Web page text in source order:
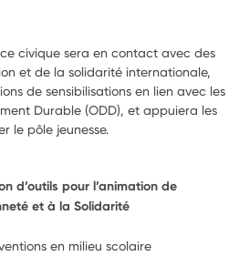
civique sera en contact avec des
et de la solidarité internationale,
de sensibilisations en lien avec les
Durable (ODD), et appuiera les
le pôle jeunesse.
d’outils pour l’animation de
et à la Solidarité
en milieu scolaire